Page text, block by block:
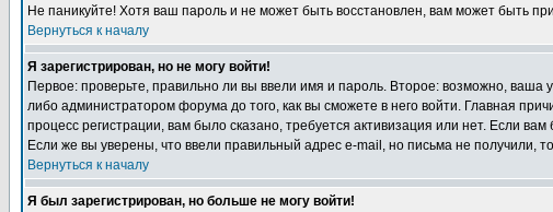
Не паникуйте! Хотя ваш пароль и не может быть восстановлен, вам может быть
Вернуться к началу
Я зарегистрирован, но не могу войти!
Первое: проверьте, правильно ли вы ввели имя и пароль. Второе: возможно,
либо администратором форума до того, как вы сможете в него войти. Главная
процесс регистрации, вам было сказано, требуется активизация или нет. Если
Если же вы уверены, что ввели правильный адрес e-mail, но письма не получили,
Вернуться к началу
Я был зарегистрирован, но больше не могу войти!